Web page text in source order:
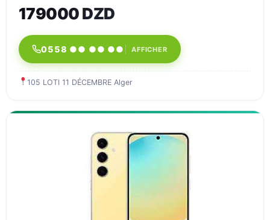
179000 DZD
0558 ●● ●● ●● AFFICHER
105 LOTI 11 DÉCEMBRE Alger